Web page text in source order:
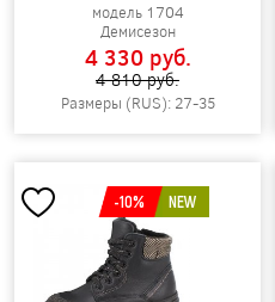
модель 1704
Демисезон
4 330 pуб.
4 810 pуб.
Размеры (RUS): 27-35
-10% NEW